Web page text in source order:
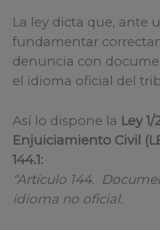
La ley dicta que, ante
fundamentar
denuncia con
el idioma oficial del
Así lo dispone la Ley
Enjuiciamiento Civil
144.1:
“Artículo 144.
idioma no oficial.